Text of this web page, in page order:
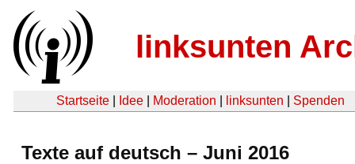
linksunten
Startseite Idee Moderation linksunten Spenden
Texte auf deutsch – Juni 2016